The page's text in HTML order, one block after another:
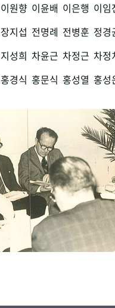
이원향 이윤배 이은행 이임
장지섭 전명례 전병훈 정경
지성희 차윤근 차정근 차정
홍경식 홍문식 홍성열 홍성